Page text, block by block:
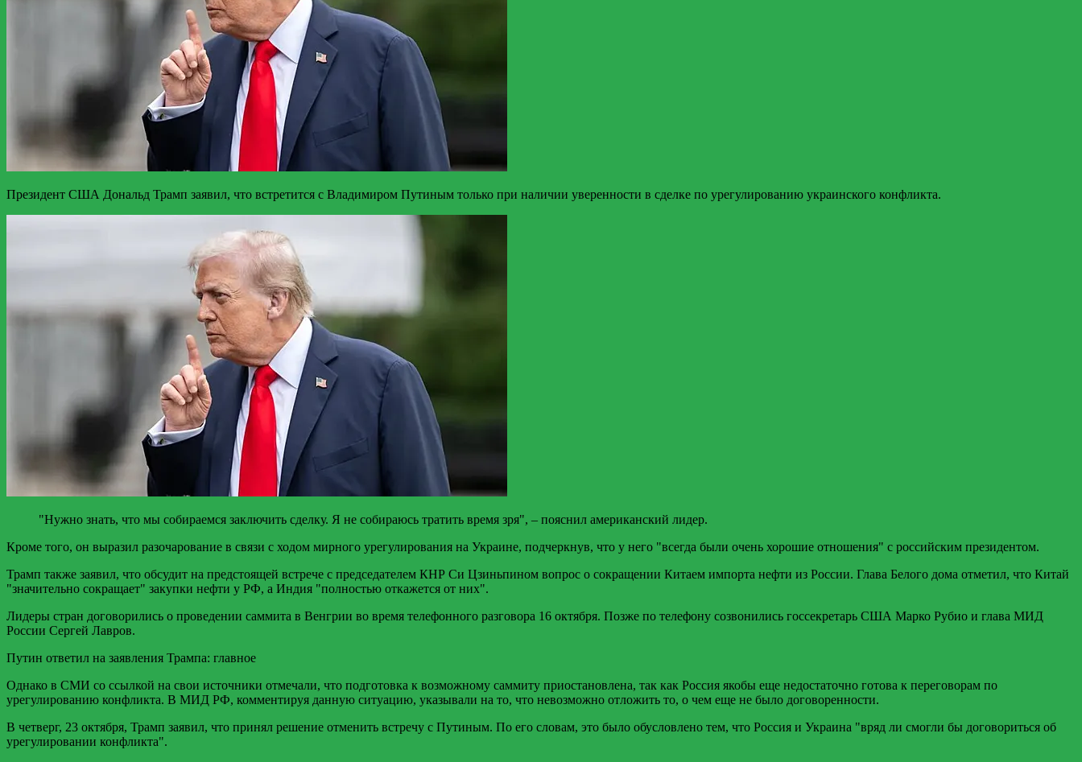
Президент США Дональд Трамп заявил, что встретится с Владимиром Путиным только при наличии уверенности в сделке по урегулированию украинского конфликта.
"Нужно знать, что мы собираемся заключить сделку. Я не собираюсь тратить время зря", – пояснил американский лидер.
Кроме того, он выразил разочарование в связи с ходом мирного урегулирования на Украине, подчеркнув, что у него "всегда были очень хорошие отношения" с российским президентом.
Трамп также заявил, что обсудит на предстоящей встрече с председателем КНР Си Цзиньпином вопрос о сокращении Китаем импорта нефти из России. Глава Белого дома отметил, что Китай
"значительно сокращает" закупки нефти у РФ, а Индия "полностью откажется от них".
Лидеры стран договорились о проведении саммита в Венгрии во время телефонного разговора 16 октября. Позже по телефону созвонились госсекретарь США Марко Рубио и глава МИД
России Сергей Лавров.
Путин ответил на заявления Трампа: главное
Однако в СМИ со ссылкой на свои источники отмечали, что подготовка к возможному саммиту приостановлена, так как Россия якобы еще недостаточно готова к переговорам по
урегулированию конфликта. В МИД РФ, комментируя данную ситуацию, указывали на то, что невозможно отложить то, о чем еще не было договоренности.
В четверг, 23 октября, Трамп заявил, что принял решение отменить встречу с Путиным. По его словам, это было обусловлено тем, что Россия и Украина "вряд ли смогли бы договориться об
урегулировании конфликта".